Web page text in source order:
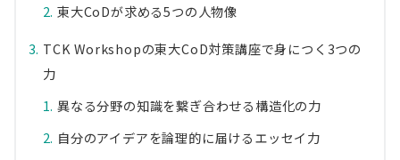
東大CoDが求める5つの人物像
TCK Workshopの東大CoD対策講座で身につく3つの
力
異なる分野の知識を繋ぎ合わせる構造化の力
自分のアイデアを論理的に届けるエッセイ力